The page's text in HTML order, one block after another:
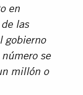
en
las
gobierno
se
millón o